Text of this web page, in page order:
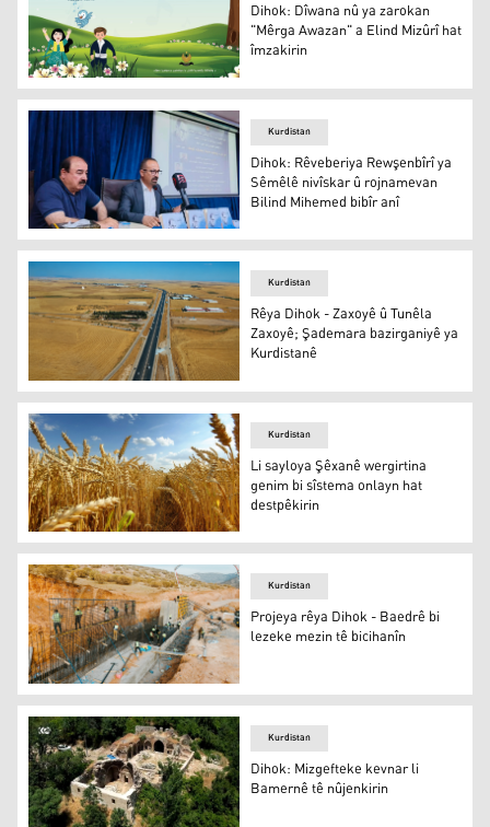
Dihok: Dîwana nû ya zarokan "Mêrga Awazan" a Elind
Dihok: Dîwana nû ya zarokan
"Mêrga Awazan" a Elind Mizûrî hat
îmzakirin
Wêne ji Facebooka Rêveberiya Rewşenbîrî ya Sêmêlê
Kurdistan
Dihok: Rêveberiya Rewşenbîrî ya
Sêmêlê nivîskar û rojnamevan
Bilind Mihemed bibîr anî
Rêya Dihok - Zaxoyê
Kurdistan
Rêya Dihok - Zaxoyê û Tunêla
Zaxoyê; Şademara bazirganiyê ya
Kurdistanê
Li sayloya Şêxanê wergirtina genim bi sîstema onlayn
Kurdistan
Li sayloya Şêxanê wergirtina
genim bi sîstema onlayn hat
destpêkirin
Projeya rêya Dihok - Baedrê bi lezeke mezin tê bicihanîn
Kurdistan
Projeya rêya Dihok - Baedrê bi
lezeke mezin tê bicihanîn
Kurdistan
Dihok: Mizgefteke kevnar li
Bamernê tê nûjenkirin